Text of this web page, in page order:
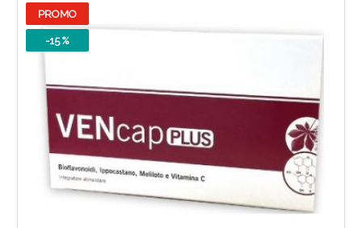
PROMO
-15 %